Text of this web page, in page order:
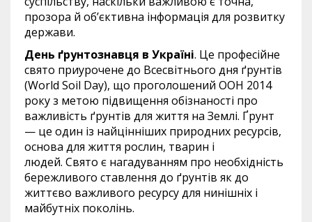
прозора й об’єктивна інформація для розвитку
держави.
День ґрунтознавця в Україні. Це професійне
свято приурочене до Всесвітнього дня ґрунтів
(World Soil Day), що проголошений ООН 2014
року з метою підвищення обізнаності про
важливість ґрунтів для життя на Землі. Ґрунт
— це один із найцінніших природних ресурсів,
основа для життя рослин, тварин і
людей. Свято є нагадуванням про необхідність
бережливого ставлення до ґрунтів як до
життєво важливого ресурсу для нинішніх і
майбутніх поколінь.